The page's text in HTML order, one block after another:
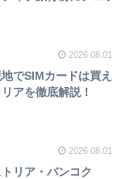
2026.08.01
でSIMカードは買え
アを徹底解説！
2026.08.01
リア・バンコク